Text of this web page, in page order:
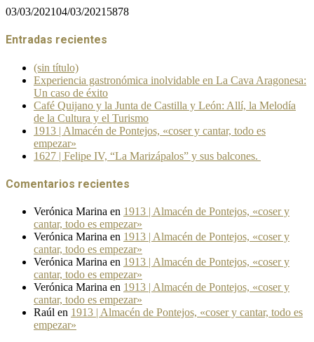
03/03/202104/03/2021 5878
Entradas recientes
(sin título)
Experiencia gastronómica inolvidable en La Cava Aragonesa:
Un caso de éxito
Café Quijano y la Junta de Castilla y León: Allí, la Melodía
de la Cultura y el Turismo
1913 | Almacén de Pontejos, «coser y cantar, todo es
empezar»
1627 | Felipe IV, “La Marizápalos” y sus balcones.
Comentarios recientes
Verónica Marina en 1913 | Almacén de Pontejos, «coser y
cantar, todo es empezar»
Verónica Marina en 1913 | Almacén de Pontejos, «coser y
cantar, todo es empezar»
Verónica Marina en 1913 | Almacén de Pontejos, «coser y
cantar, todo es empezar»
Verónica Marina en 1913 | Almacén de Pontejos, «coser y
cantar, todo es empezar»
Raúl en 1913 | Almacén de Pontejos, «coser y cantar, todo es
empezar»